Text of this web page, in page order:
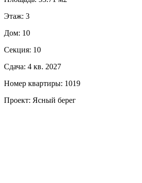
Этаж: 3
Дом: 10
Секция: 10
Сдача: 4 кв. 2027
Номер квартиры: 1019
Проект: Ясный берег